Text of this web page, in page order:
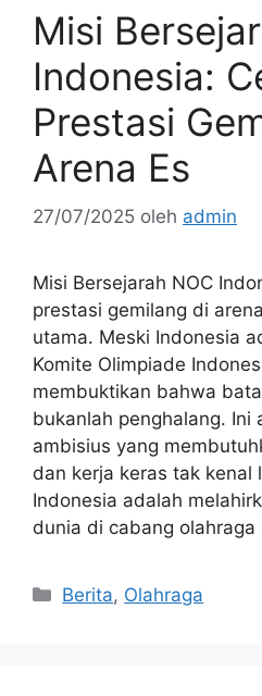
Misi
Indonesia:
Prestasi
Arena Es
27/07/2025 oleh admin
Misi Bersejarah NOC
prestasi gemilang di
utama. Meski Indonesia
Komite Olimpiade
membuktikan bahwa
bukanlah penghalang. Ini
ambisius yang
dan kerja keras tak kenal
Indonesia adalah
dunia di cabang
Kategori
Berita, Olahraga